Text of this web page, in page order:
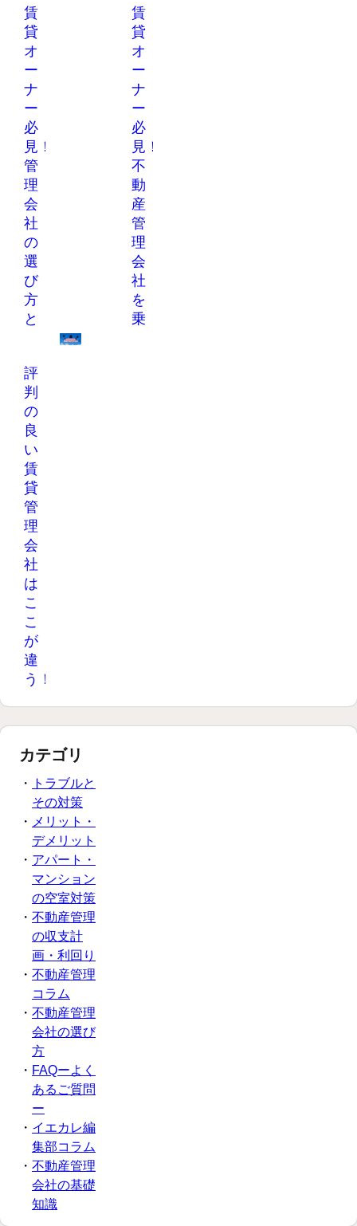
式」と「サブリー
ス（一括借り上
げ）方式」の収益
性・リスクの違い
から、自主管理支
援型まで分･･･
務範囲を徹底解
説。家賃の5%前後
と言われる手数料
といった具体的な
業務内容、管理会
社を選ぶ･･･
不動産管理会社の
益
を
生
む
ポ
ー
ト
フ
ォ
リ
オ
戦
略
土地活用のリスク
分散を最大化する
「管理委託」と
「ポートフォリオ
戦略」を専門的に
解説。空室・滞
を抑え、安定収益
を生むビジネスモ
デルの構築･･･
不動産管理会社の
般
管
理
と
サ
ブ
リ
ー
ス
の
違
い
と
は？
不動産管理会社の
主要な契約形態で
ある「一般管理」
賃
貸
オ
ー
ナ
ー
必
見！
管
理
会
社
の
選
び
方
と
し
な
い
た
め
の
ポ
イ
ン
ト
不動産管理会社の
選び方と失敗しな
いための比較基準
を徹底解説！入居
者募集から家賃回
収、クレーム対応
までの業務範囲
や、気になるアパ
選び方
賃
貸
オ
ー
ナ
ー
必
見！
不
動
産
管
理
会
社
を
乗
不動産管理会社を
評
判
の
良
い
賃
貸
管
理
会
社
は
こ
こ
が
違
う！
ン
グ
上
位
の
理
由
と
選
定
ポ
イ
ン
ト
を
解
説
評判の良い賃貸管
理会社に共通する
特徴と、失敗しな
い選定ポイントを
徹底解説。高い入
居率を維持する客
付け力、トラブル
対応の速さ、不透
明な費用の有無な
カテゴリ
・
トラブルと
その対策
・ メリット・
デメリット
・ アパート・
マンション
の空室対策
・ 不動産管理
の収支計
画・利回り
・ 不動産管理
コラム
・ 不動産管理
会社の選び
方
・ FAQーよく
あるご質問
ー
・ イエカレ編
集部コラム
・ 不動産管理
会社の基礎
知識